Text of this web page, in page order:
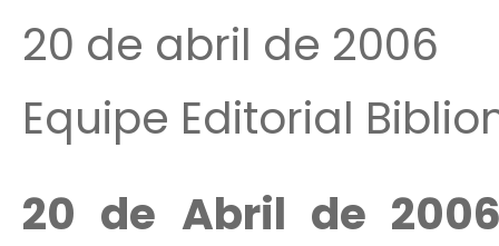
20 de abril de 2006
Equipe Editorial
20 de Abril de